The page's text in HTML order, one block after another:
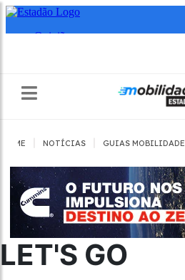
HOME NOTÍCIAS GUIAS MOBILIDADE
LET'S GO